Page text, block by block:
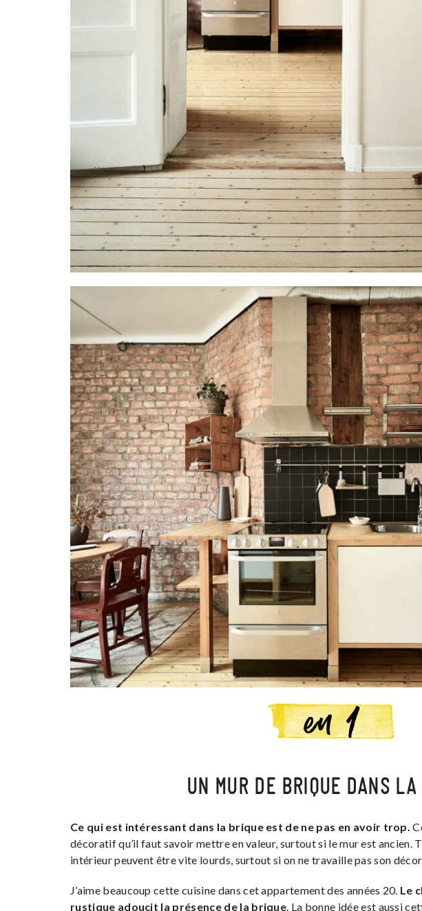
UN MUR DE BRIQUE DANS
Ce qui est intéressant dans la brique est de ne pas en avoir trop.
décoratif qu’il faut savoir mettre en valeur, surtout si le mur est ancien.
intérieur peuvent être vite lourds, surtout si on ne travaille pas son
J’aime beaucoup cette cuisine dans cet appartement des années 20. Le
rustique adoucit la présence de la brique. La bonne idée est aussi